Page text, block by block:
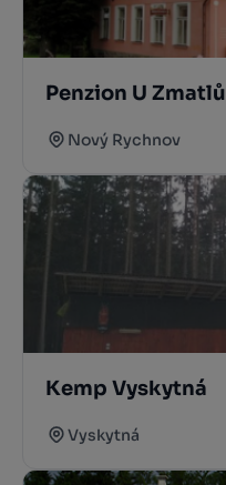
Penzion U Zmatlů
Nový Rychnov
Kemp Vyskytná
Vyskytná